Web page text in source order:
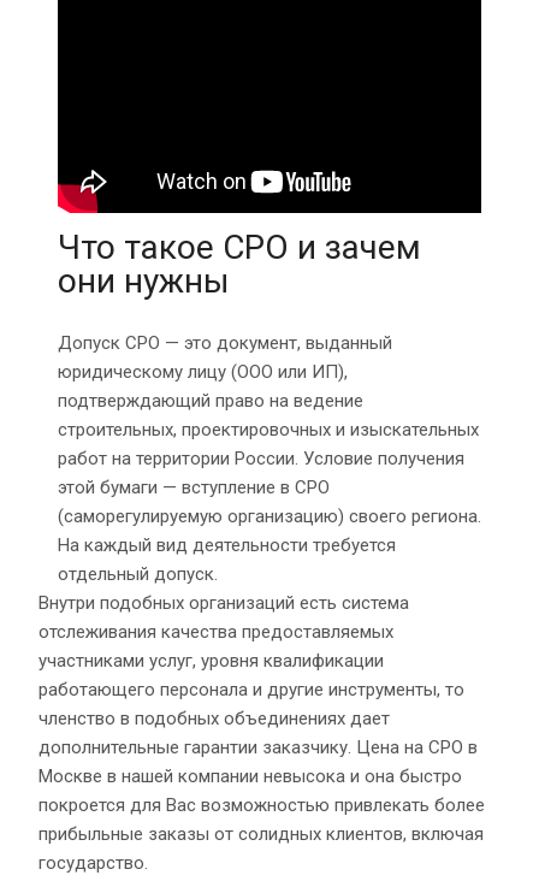
Что такое СРО и зачем
они нужны
Допуск СРО — это документ, выданный
юридическому лицу (ООО или ИП),
подтверждающий право на ведение
строительных, проектировочных и изыскательных
работ на территории России. Условие получения
этой бумаги — вступление в СРО
(саморегулируемую организацию) своего региона.
На каждый вид деятельности требуется
отдельный допуск.
Внутри подобных организаций есть система
отслеживания качества предоставляемых
участниками услуг, уровня квалификации
работающего персонала и другие инструменты, то
членство в подобных объединениях дает
дополнительные гарантии заказчику. Цена на СРО в
Москве в нашей компании невысока и она быстро
покроется для Вас возможностью привлекать более
прибыльные заказы от солидных клиентов, включая
государство.